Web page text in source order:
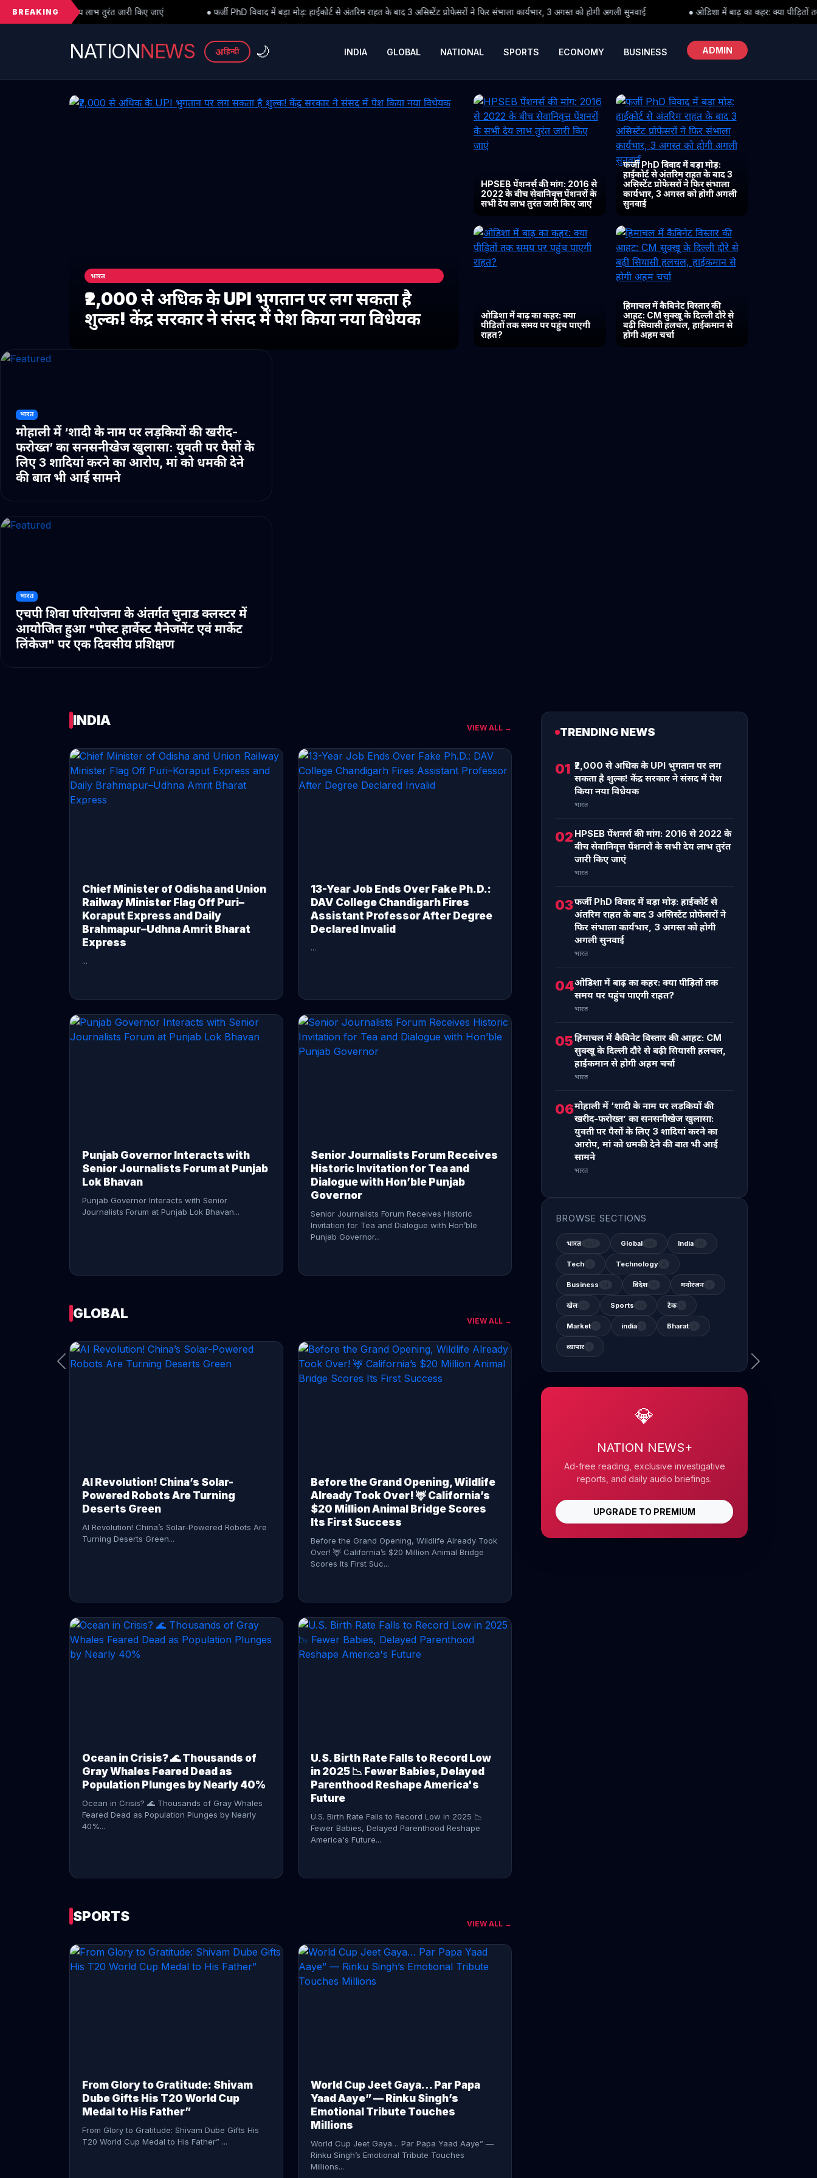
BREAKING
जारी किए जाएं ● फर्जी PhD विवाद में बड़ा मोड़: हाईकोर्ट से अंतरिम राहत के बाद 3 असिस्टेंट प्रोफेसरों ने फिर संभाला कार्यभार, 3 अगस्त को होगी अगली सुनवाई ● ओडिशा में बाढ़ का कहर: क्या पीड़ितों तक समय पर पहुंच पाएगी राहत?
NATIONNEWS अहिन्दी 🌙 INDIA GLOBAL NATIONAL SPORTS ECONOMY BUSINESS ADMIN
भारत
₹2,000 से अधिक के UPI भुगतान पर लग सकता है
शुल्क! केंद्र सरकार ने संसद में पेश किया नया विधेयक
HPSEB पेंशनर्स की मांग: 2016 से
2022 के बीच सेवानिवृत्त पेंशनरों के
सभी देय लाभ तुरंत जारी किए जाएं
फर्जी PhD विवाद में बड़ा मोड़:
हाईकोर्ट से अंतरिम राहत के बाद 3
असिस्टेंट प्रोफेसरों ने फिर संभाला
कार्यभार, 3 अगस्त को होगी अगली
सुनवाई
ओडिशा में बाढ़ का कहर: क्या
पीड़ितों तक समय पर पहुंच पाएगी
राहत?
हिमाचल में कैबिनेट विस्तार की
आहट: CM सुक्खू के दिल्ली दौरे से
बढ़ी सियासी हलचल, हाईकमान से
होगी अहम चर्चा
भारत
मोहाली में ‘शादी के नाम पर लड़कियों की खरीद-
फरोख्त’ का सनसनीखेज खुलासा: युवती पर पैसों के
लिए 3 शादियां करने का आरोप, मां को धमकी देने
की बात भी आई सामने
भारत
एचपी शिवा परियोजना के अंतर्गत चुनाड क्लस्टर में
आयोजित हुआ "पोस्ट हार्वेस्ट मैनेजमेंट एवं मार्केट
लिंकेज" पर एक दिवसीय प्रशिक्षण
INDIA VIEW ALL →
Chief Minister of Odisha and Union
Railway Minister Flag Off Puri–
Koraput Express and Daily
Brahmapur–Udhna Amrit Bharat
Express
...
13-Year Job Ends Over Fake Ph.D.:
DAV College Chandigarh Fires
Assistant Professor After Degree
Declared Invalid
...
Punjab Governor Interacts with
Senior Journalists Forum at Punjab
Lok Bhavan
Punjab Governor Interacts with Senior
Journalists Forum at Punjab Lok Bhavan...
Senior Journalists Forum Receives
Historic Invitation for Tea and
Dialogue with Hon’ble Punjab
Governor
Senior Journalists Forum Receives Historic
Invitation for Tea and Dialogue with Hon’ble
Punjab Governor...
CONTINUE READING →
GLOBAL VIEW ALL →
AI Revolution! China’s Solar-
Powered Robots Are Turning
Deserts Green
AI Revolution! China’s Solar-Powered Robots Are
Turning Deserts Green...
Before the Grand Opening, Wildlife
Already Took Over! 🦌 California’s
$20 Million Animal Bridge Scores
Its First Success
Before the Grand Opening, Wildlife Already Took
Over! 🦌 California’s $20 Million Animal Bridge
Scores Its First Suc...
Ocean in Crisis? 🌊 Thousands of
Gray Whales Feared Dead as
Population Plunges by Nearly 40%
Ocean in Crisis? 🌊 Thousands of Gray Whales
Feared Dead as Population Plunges by Nearly
40%...
U.S. Birth Rate Falls to Record Low
in 2025 📉 Fewer Babies, Delayed
Parenthood Reshape America's
Future
U.S. Birth Rate Falls to Record Low in 2025 📉
Fewer Babies, Delayed Parenthood Reshape
America's Future...
CONTINUE READING →
SPORTS VIEW ALL →
From Glory to Gratitude: Shivam
Dube Gifts His T20 World Cup
Medal to His Father”
From Glory to Gratitude: Shivam Dube Gifts His
T20 World Cup Medal to His Father” ...
World Cup Jeet Gaya… Par Papa
Yaad Aaye” — Rinku Singh’s
Emotional Tribute Touches
Millions
World Cup Jeet Gaya… Par Papa Yaad Aaye” —
Rinku Singh’s Emotional Tribute Touches
Millions...
TRENDING NEWS
01 ₹2,000 से अधिक के UPI भुगतान पर लग
सकता है शुल्क! केंद्र सरकार ने संसद में पेश
किया नया विधेयक
भारत
02 HPSEB पेंशनर्स की मांग: 2016 से 2022 के
बीच सेवानिवृत्त पेंशनरों के सभी देय लाभ तुरंत
जारी किए जाएं
भारत
03फर्जी PhD विवाद में बड़ा मोड़: हाईकोर्ट से
अंतरिम राहत के बाद 3 असिस्टेंट प्रोफेसरों ने
फिर संभाला कार्यभार, 3 अगस्त को होगी
अगली सुनवाई
भारत
04ओडिशा में बाढ़ का कहर: क्या पीड़ितों तक
समय पर पहुंच पाएगी राहत?
भारत
05हिमाचल में कैबिनेट विस्तार की आहट: CM
सुक्खू के दिल्ली दौरे से बढ़ी सियासी हलचल,
हाईकमान से होगी अहम चर्चा
भारत
06मोहाली में ‘शादी के नाम पर लड़कियों की
खरीद-फरोख्त’ का सनसनीखेज खुलासा:
युवती पर पैसों के लिए 3 शादियां करने का
आरोप, मां को धमकी देने की बात भी आई
सामने
भारत
BROWSE SECTIONS
भारत Global India
Tech Technology
Business विदेश मनोरंजन
खेल Sports टेक
Market india Bharat
व्यापार
💎
NATION NEWS+
Ad-free reading, exclusive investigative
reports, and daily audio briefings.
UPGRADE TO PREMIUM